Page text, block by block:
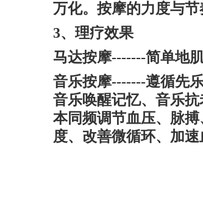
万化。按摩的力度与节
3、理疗效果
马达按摩-------简单地
音乐按摩-------遵循先
音乐唤醒记忆、音乐
本同频调节血压、脉
度、改善微循环、加